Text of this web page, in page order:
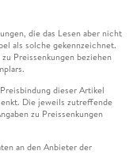
die das Lesen aber nicht
als solche gekennzeichnet.
Preissenkungen beziehen
dieser Artikel
Die jeweils zutreffende
zu Preissenkungen
an den Anbieter der